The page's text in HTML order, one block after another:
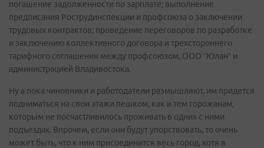
погашение задолженности по зарплате; выполнение
предписания Рострудинспекции и профсоюза о заключении
трудовых контрактов; проведение переговоров по разработке
и заключению коллективного договора и трехстороннего
тарифного соглашения между профсоюзом, ООО “Юлан” и
администрацией Владивостока.
Ну а пока чиновники и работодатели размышляют, им придется
подниматься на свои этажи пешком, как и тем горожанам,
которым не посчастливилось проживать в одних с ними
подъездах. Впрочем, если они будут упорствовать, то очень
может быть, что к ним присоединится весь город, хотя в